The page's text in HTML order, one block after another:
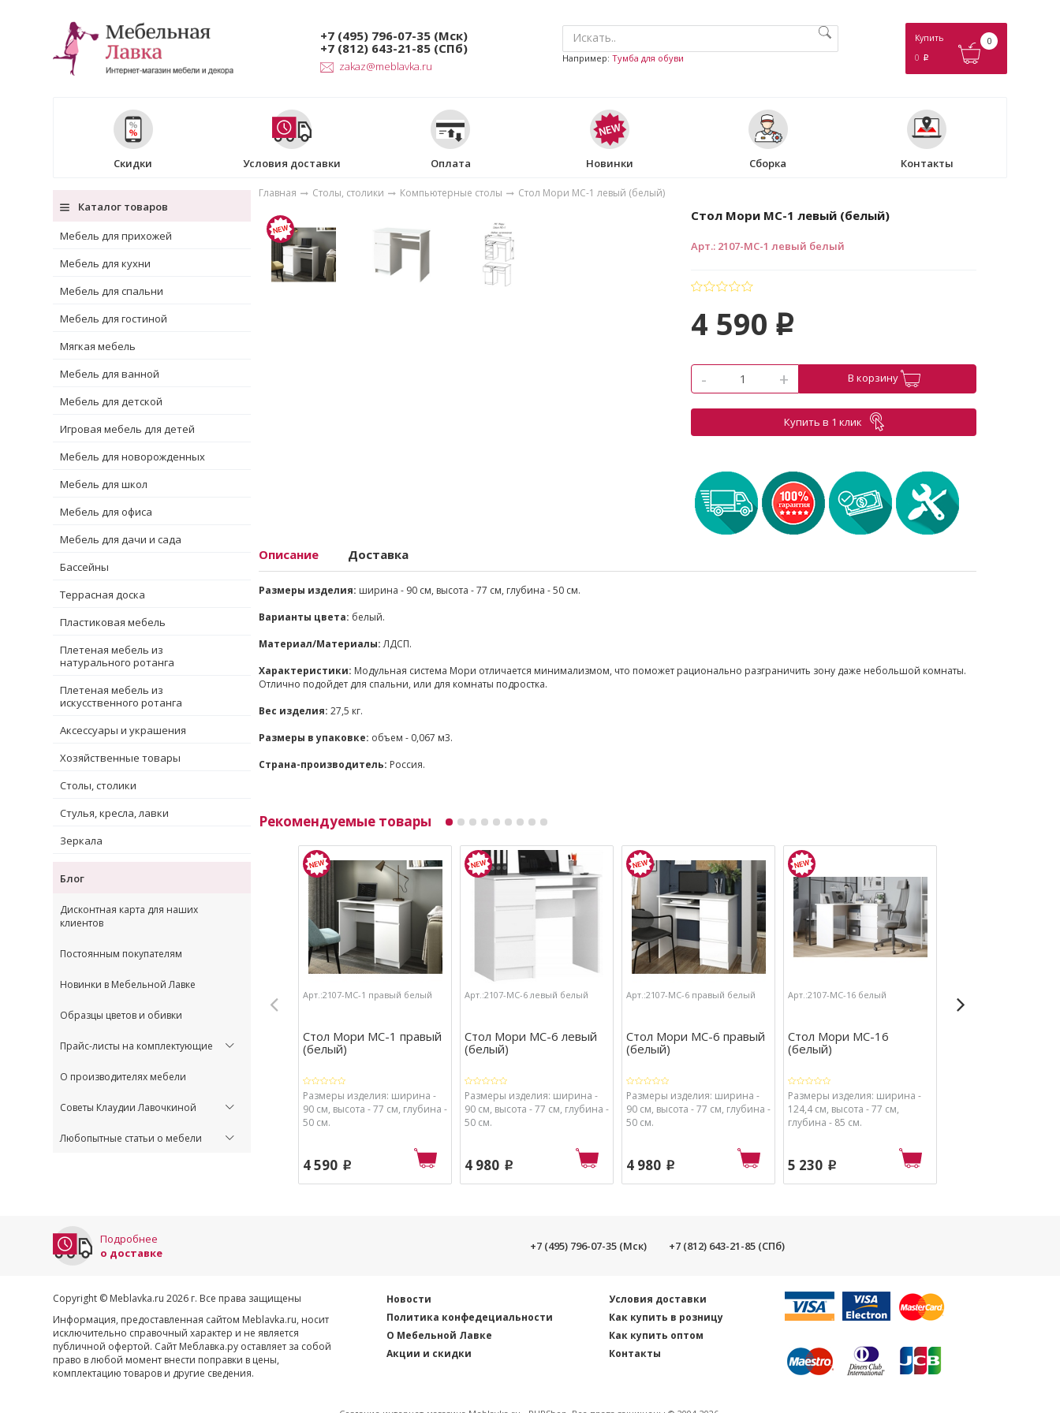
+7 (495) 796-07-35 (Мск)
+7 (812) 643-21-85 (СПб)
zakaz@meblavka.ru
Например: Тумба для обуви
Купить
0 p
0
Скидки Условия доставки Оплата Новинки Сборка Контакты
Каталог товаров
Мебель для прихожей
Мебель для кухни
Мебель для спальни
Мебель для гостиной
Мягкая мебель
Мебель для ванной
Мебель для детской
Игровая мебель для детей
Мебель для новорожденных
Мебель для школ
Мебель для офиса
Мебель для дачи и сада
Бассейны
Террасная доска
Пластиковая мебель
Плетеная мебель из
натурального ротанга
Плетеная мебель из
искусственного ротанга
Аксессуары и украшения
Хозяйственные товары
Столы, столики
Стулья, кресла, лавки
Зеркала
Блог
Дисконтная карта для наших
клиентов
Постоянным покупателям
Новинки в Мебельной Лавке
Образцы цветов и обивки
Прайс-листы на комплектующие
О производителях мебели
Советы Клаудии Лавочкиной
Любопытные статьи о мебели
Главная Столы, столики Компьютерные столы Стол Мори МС-1 левый (белый)
Стол Мори МС-1 левый (белый)
Арт.: 2107-МС-1 левый белый
4 590 p
- + В корзину
Купить в 1 клик
Описание Доставка
Размеры изделия: ширина - 90 см, высота - 77 см, глубина - 50 см.
Варианты цвета: белый.
Материал/Материалы:ЛДСП.
Характеристики: Модульная система Мори отличается минимализмом, что поможет рационально разграничить зону даже небольшой комнаты.
Отлично подойдет для спальни, или для комнаты подростка.
Вес изделия: 27,5 кг.
Размеры в упаковке: объем - 0,067 м3.
Страна-производитель: Россия.
Рекомендуемые товары
Арт.:2107-МС-1 правый белый
Стол Мори МС-1 правый
(белый)
Размеры изделия: ширина -
90 см, высота - 77 см, глубина -
50 см.
4 590 p
Арт.:2107-МС-6 левый белый
Стол Мори МС-6 левый
(белый)
Размеры изделия: ширина -
90 см, высота - 77 см, глубина -
50 см.
4 980 p
Арт.:2107-МС-6 правый белый
Стол Мори МС-6 правый
(белый)
Размеры изделия: ширина -
90 см, высота - 77 см, глубина -
50 см.
4 980 p
Арт.:2107-МС-16 белый
Стол Мори МС-16
(белый)
Размеры изделия: ширина -
124,4 см, высота - 77 см,
глубина - 85 см.
5 230 p
Подробнее
о доставке
+7 (495) 796-07-35 (Мск) +7 (812) 643-21-85 (СПб)
Copyright © Meblavka.ru 2026 г. Все права защищены
Информация, предоставленная сайтом Meblavka.ru, носит
исключительно справочный характер и не является
публичной офертой. Сайт Меблавка.ру оставляет за собой
право в любой момент внести поправки в цены,
комплектацию товаров и другие сведения.
Новости
Политика конфедециальности
О Мебельной Лавке
Акции и скидки
Условия доставки
Как купить в розницу
Как купить оптом
Контакты